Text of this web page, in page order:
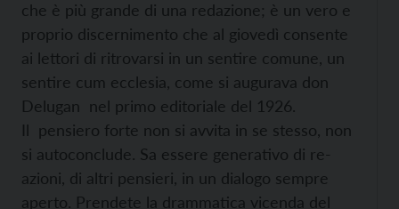
che è più grande di una redazione; è un vero e
proprio discernimento che al giovedì consente
ai lettori di ritrovarsi in un sentire comune, un
sentire cum ecclesia, come si augurava don
Delugan nel primo editoriale del 1926.
Il pensiero forte non si avvita in se stesso, non
si autoconclude. Sa essere generativo di re-
azioni, di altri pensieri, in un dialogo sempre
aperto. Prendete la drammatica vicenda del